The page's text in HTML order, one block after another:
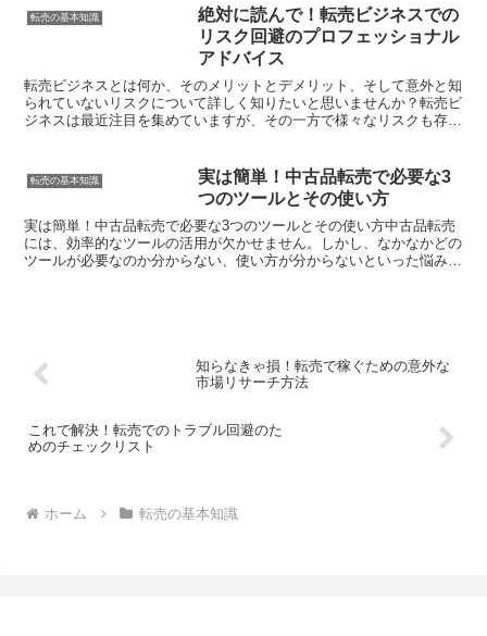
転売の基本知識
絶対に読んで！転売ビジネスでの
リスク回避のプロフェッショナル
アドバイス
転売ビジネスとは何か、そのメリットとデメリット、そして意外と知
られていないリスクについて詳しく知りたいと思いませんか？転売ビ
ジネスは最近注目を集めていますが、その一方で様々なリスクも存在
転売の基本知識
実は簡単！中古品転売で必要な3
つのツールとその使い方
実は簡単！中古品転売で必要な3つのツールとその使い方中古品転売
には、効率的なツールの活用が欠かせません。しかし、なかなかどの
ツールが必要なのか分からない、使い方が分からないといった悩みを
知らなきゃ損！転売で稼ぐための意外な
市場リサーチ方法
これで解決！転売でのトラブル回避のた
めのチェックリスト
ホーム 転売の基本知識